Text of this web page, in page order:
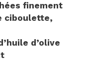
finement
ciboulette,
d’olive